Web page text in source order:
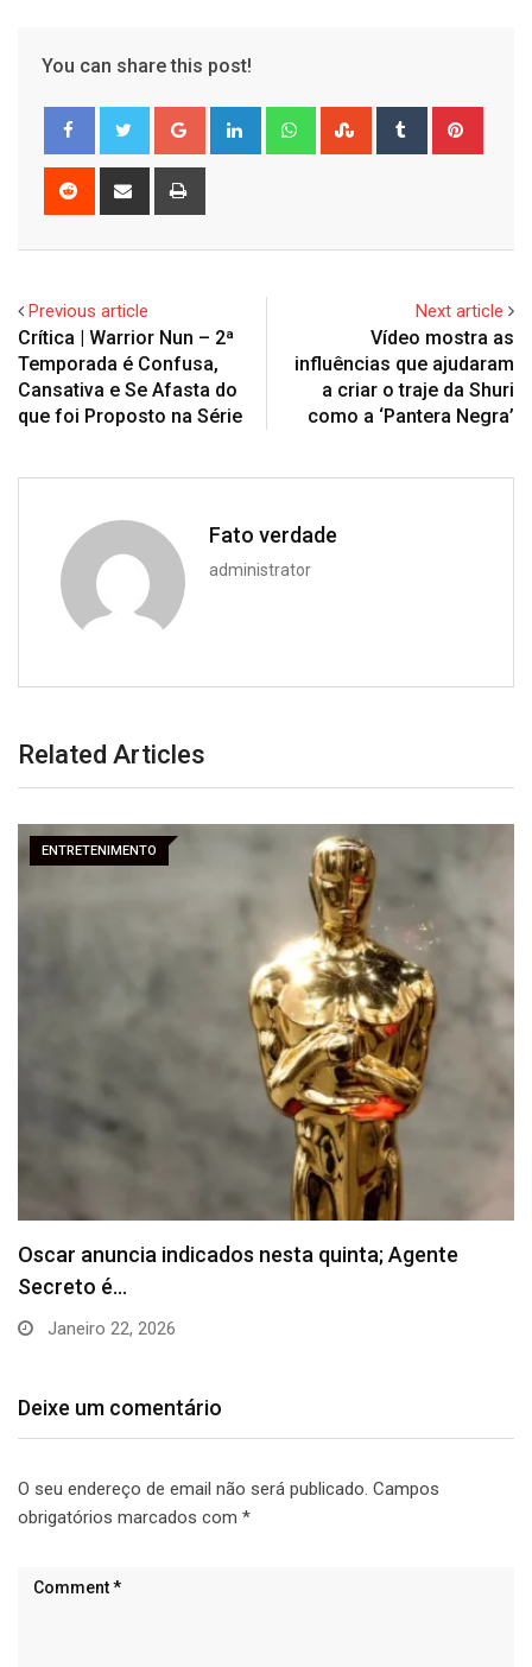
You can share this post!
Google+ LinkedIn WhatsappStumbleUpon
Tumblr
Reddit
Share
Previous article
Crítica | Warrior Nun – 2ª
Temporada é Confusa,
Cansativa e Se Afasta do
que foi Proposto na Série
Next article
Vídeo mostra as
influências que ajudaram
a criar o traje da Shuri
como a ‘Pantera Negra’
Fato verdade
administrator
Related Articles
ENTRETENIMENTO
Inflação oficial recua 0,11% em agosto, menor
resultado…
Setembro 11, 2025
Deixe um comentário
O seu endereço de email não será publicado. Campos
obrigatórios marcados com *